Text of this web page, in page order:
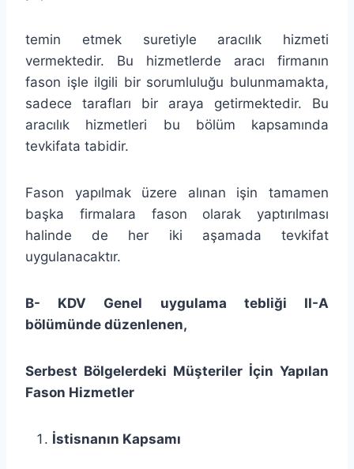
temin etmek suretiyle aracılık hizmeti
vermektedir. Bu hizmetlerde aracı firmanın
fason işle ilgili bir sorumluluğu bulunmamakta,
sadece tarafları bir araya getirmektedir. Bu
aracılık hizmetleri bu bölüm kapsamında
tevkifata tabidir.
Fason yapılmak üzere alınan işin tamamen
başka firmalara fason olarak yaptırılması
halinde de her iki aşamada tevkifat
uygulanacaktır.
B- KDV Genel uygulama tebliği II-A
bölümünde düzenlenen,
Serbest Bölgelerdeki Müşteriler İçin Yapılan
Fason Hizmetler
İstisnanın Kapsamı